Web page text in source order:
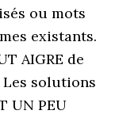
ou mots
existants.
AIGRE de
solutions
UN PEU